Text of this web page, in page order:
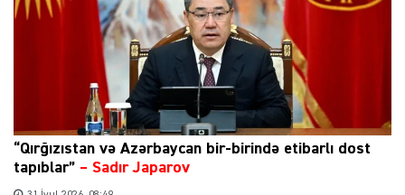
“Qırğızıstan və Azərbaycan bir-birində etibarlı dost
tapıblar” – Sadır Japarov